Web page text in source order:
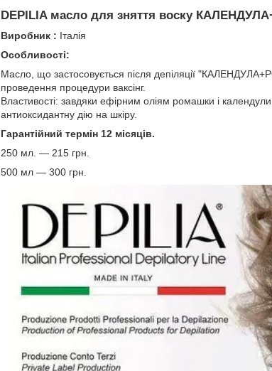
DEPILIA масло для зняття воску
Виробник : Італія
Особливості:
Масло, що застосовується після депіляції
проведення процедури ваксінг.
Властивості: завдяки ефірним оліям ромашки і
антиоксидантну дію на шкіру.
Гарантійний термін 12 місяців.
250 мл. ― 215 грн.
500 мл ― 300 грн.